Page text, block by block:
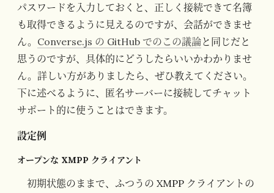
パスワードを入力しておくと、正しく接続できて名簿
も取得できるように見えるのですが、会話ができませ
ん。 Converse.js の GitHub でのこの議論と同じだと
思うのですが、具体的にどうしたらいいかわかりませ
ん。詳しい方がありましたら、ぜひ教えてください。
下に述べるように、匿名サーバーに接続してチャット
サポート的に使うことはできます。
設定例
オープンな XMPP クライアント
初期状態のままで、ふつうの XMPP クライアントの